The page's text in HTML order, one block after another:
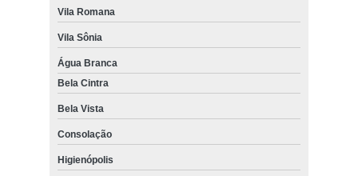
Vila Romana
Vila Sônia
Água Branca
Bela Cintra
Bela Vista
Consolação
Higienópolis